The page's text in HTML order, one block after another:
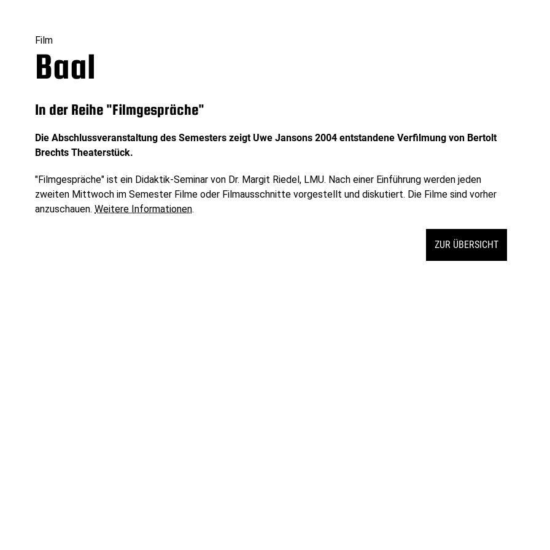
Film
Baal
In der Reihe "Filmgespräche"
Die Abschlussveranstaltung des Semesters zeigt Uwe Jansons 2004 entstandene Verfilmung von Bertolt
Brechts Theaterstück.
"Filmgespräche" ist ein Didaktik-Seminar von Dr. Margit Riedel, LMU. Nach einer Einführung werden jeden
zweiten Mittwoch im Semester Filme oder Filmausschnitte vorgestellt und diskutiert. Die Filme sind vorher
anzuschauen.Weitere Informationen.
ZUR ÜBERSICHT